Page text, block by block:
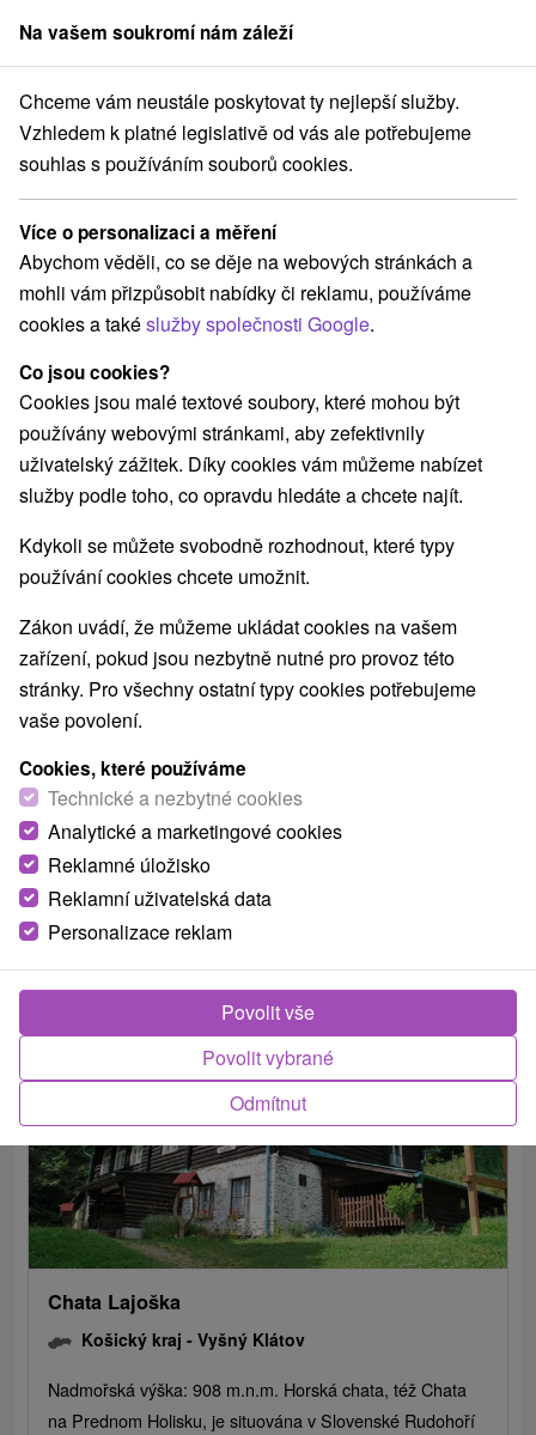
člen skupinySorger
na Slovensku Horské chaty Východné Slovensko Košický kraj
Horské chaty Košický kraj
Kategorie
Všechny kategorie
Kaštiele(9)
Laserarény a paintball(1)
Vyhliadkové veže a chodníky
Hrady, zámky, zrúcaniny (13) Šport(3)
Jazda na koni(1) Skanzeny(4) Divadlá(2)
Horské chaty(2) Detské centrá a mestečká(3)
Sakrálne miesta (7) Architektonické stavby(1)
Lyžiarske strediská Mestské a zámocké parky
Golfové ihriská(1) Vínne cesty(1)
Amfiteátre a kiná v prírode(1)
Jaskyne (11) Bobové dráhy(1) Lanové dráhy(1)
Adrenalinové atrakcie(5) Turistické atrakcie(24)
Múzeá a galérie(12) ZOO a zvieracie farmy (3)
Botanické záhrady
Atrakce s dětmi (19) Technické pamiatky
Pamätníky(2) Vodopády(5) Drevené kostolíky
Aquaparky, kúpaliská(2) Planetária a observatória
Obce a města
Vyšný Klátov(1) Čučma
Chata Lajoška
Košický kraj -Vyšný Klátov
Nadmořská výška: 908 m.n.m. Horská chata, též Chata
na Prednom Holisku, je situována v Slovenské Rudohoří
Na vašem soukromí nám záleží
Chceme vám neustále poskytovat ty nejlepší služby.
Vzhledem k platné legislativě od vás ale potřebujeme
souhlas s používáním souborů cookies.
Více o personalizaci a měření
Abychom věděli, co se děje na webových stránkách a
mohli vám přizpůsobit nabídky či reklamu, používáme
cookies a takéslužby společnosti Google.
Co jsou cookies?
Cookies jsou malé textové soubory, které mohou být
používány webovými stránkami, aby zefektivnily
uživatelský zážitek. Díky cookies vám můžeme nabízet
služby podle toho, co opravdu hledáte a chcete najít.
Kdykoli se můžete svobodně rozhodnout, které typy
používání cookies chcete umožnit.
Zákon uvádí, že můžeme ukládat cookies na vašem
zařízení, pokud jsou nezbytně nutné pro provoz této
stránky. Pro všechny ostatní typy cookies potřebujeme
vaše povolení.
Cookies, které používáme
Technické a nezbytné cookies
Analytické a marketingové cookies
Reklamné úložisko
Reklamní uživatelská data
Personalizace reklam
Odmítnut
Povolit vybrané
Povolit vše